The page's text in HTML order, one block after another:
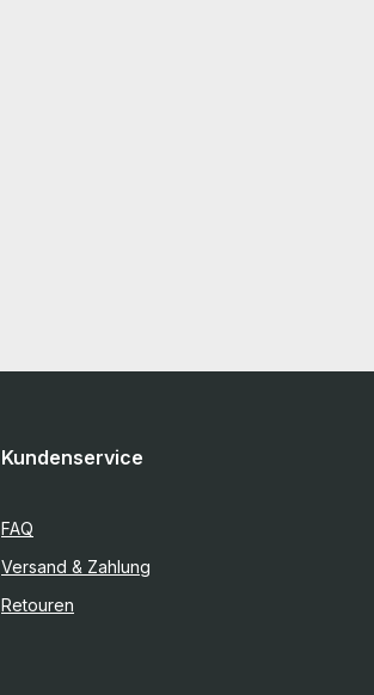
Kundenservice
FAQ
Versand & Zahlung
Retouren